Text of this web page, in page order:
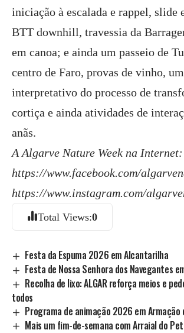
iniciação à escalada e rappel, slide
BTT downhill, travessia da
em canoa; e ainda um passeio de
centro de Faro, provas de vinho,
interpretativo do processo de
cortiça e ainda atividades de
anãs.
A Algarve Nature Week na Internet:
https://www.facebook.com/
https://www.instagram.com/
Total Views:0
Festa da Espuma 2026 em Alcantarilha
Festa de Nossa Senhora dos Navegantes
Recolha de lixo: ALGAR reforça meios e
todos
Programa de animação 2026 em Armação
Mais um fim-de-semana com Arraial do